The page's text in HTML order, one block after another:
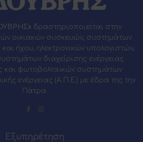
δραστηριοποιείται στην
οικιακών συσκευών, συστημάτων
ήχου, ηλεκτρονικών υπολογιστών,
διαχείρισης ενέργειας
και φωτοβολταϊκών συστημάτων
ενέργειας (Α.Π.Ε.) με έδρα της την
Πάτρα.
Εξυπηρέτηση